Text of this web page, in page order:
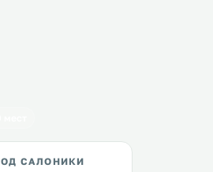
САЛОНИКИ